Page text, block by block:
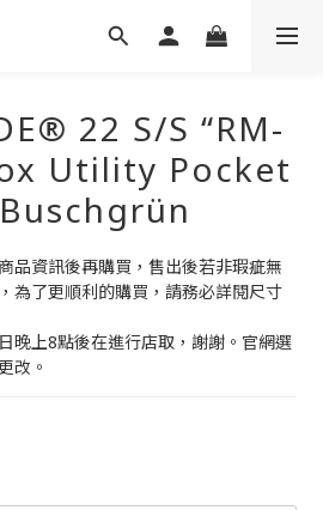
22 S/S “RM-
Utility Pocket
品資訊後再購買，售出後若非瑕疵無
為了更順利的購買，請務必詳閱尺寸
晚上8點後在進行店取，謝謝。官網選
改。